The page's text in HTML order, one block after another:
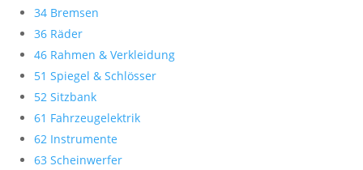
34 Bremsen
36 Räder
46 Rahmen & Verkleidung
51 Spiegel & Schlösser
52 Sitzbank
61 Fahrzeugelektrik
62 Instrumente
63 Scheinwerfer